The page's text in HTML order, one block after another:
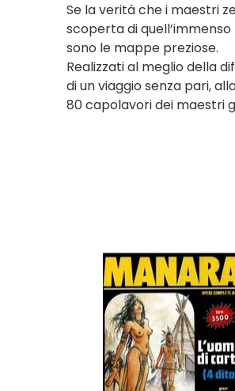
Se la verità che i maestri
scoperta di
sono le mappe preziose.
Realizzati al meglio della
di un viaggio senza pari,
80 capolavori dei maestri